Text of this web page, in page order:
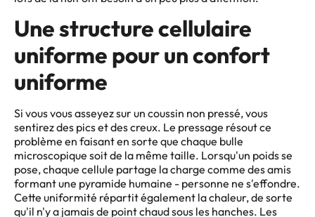
Une structure cellulaire
uniforme pour un confort
uniforme
Si vous vous asseyez sur un coussin non pressé, vous
sentirez des pics et des creux. Le pressage résout ce
problème en faisant en sorte que chaque bulle
microscopique soit de la même taille. Lorsqu'un poids se
pose, chaque cellule partage la charge comme des amis
formant une pyramide humaine - personne ne s'effondre.
Cette uniformité répartit également la chaleur, de sorte
qu'il n'y a jamais de point chaud sous les hanches. Les